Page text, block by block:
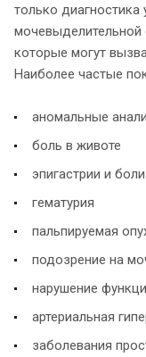
только
мочевыделительной
которые могут
Наиболее частые
аномальные
боль в животе
эпигастрии и
гематурия
пальпируемая
подозрение на
нарушение
артериальная
заболевания